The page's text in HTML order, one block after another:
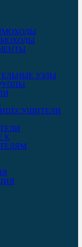
УЗЛЫ
К